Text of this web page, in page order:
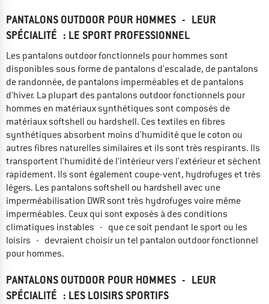
PANTALONS OUTDOOR POUR HOMMES - LEUR
SPÉCIALITÉ : LE SPORT PROFESSIONNEL
Les pantalons outdoor fonctionnels pour hommes sont
disponibles sous forme de pantalons d'escalade, de pantalons
de randonnée, de pantalons imperméables et de pantalons
d'hiver. La plupart des pantalons outdoor fonctionnels pour
hommes en matériaux synthétiques sont composés de
matériaux softshell ou hardshell. Ces textiles en fibres
synthétiques absorbent moins d'humidité que le coton ou
autres fibres naturelles similaires et ils sont très respirants. Ils
transportent l'humidité de l'intérieur vers l'extérieur et sèchent
rapidement. Ils sont également coupe-vent, hydrofuges et très
légers. Les pantalons softshell ou hardshell avec une
imperméabilisation DWR sont très hydrofuges voire même
imperméables. Ceux qui sont exposés à des conditions
climatiques instables - que ce soit pendant le sport ou les
loisirs - devraient choisir un tel pantalon outdoor fonctionnel
pour hommes.
PANTALONS OUTDOOR POUR HOMMES - LEUR
SPÉCIALITÉ : LES LOISIRS SPORTIFS